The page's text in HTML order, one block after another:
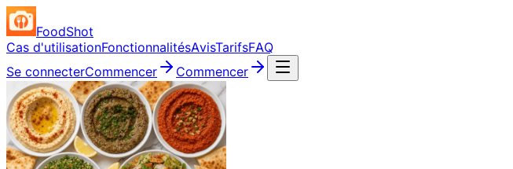
FoodShot
Cas d'utilisationFonctionnalitésAvisTarifsFAQ
Se connecterCommencer Commencer